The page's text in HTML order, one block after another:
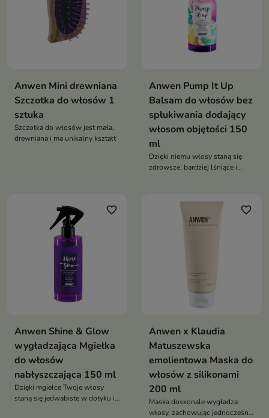
Anwen Mini drewniana
Szczotka do włosów 1
sztuka
Szczotka do włosów jest mała,
drewniana i ma unikalny kształt
Anwen Pump It Up
Balsam do włosów bez
spłukiwania dodający
włosom objętości 150
ml
Dzięki niemu włosy staną się
zdrowsze, bardziej lśniące i
favorite_border
Anwen Shine & Glow
wygładzająca Mgiełka
do włosów
nabłyszczająca 150 ml
Dzięki mgiełce Twoje włosy
staną się jedwabiste w dotyku i
favorite_border
Anwen x Klaudia
Matuszewska
emolientowa Maska do
włosów z silikonami
200 ml
Maska doskonale wygładza
włosy, zachowując jednocześnie